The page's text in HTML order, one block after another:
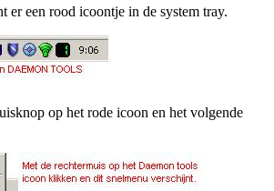
er een rood icoontje in de system tray.
op het rode icoon en het volgende